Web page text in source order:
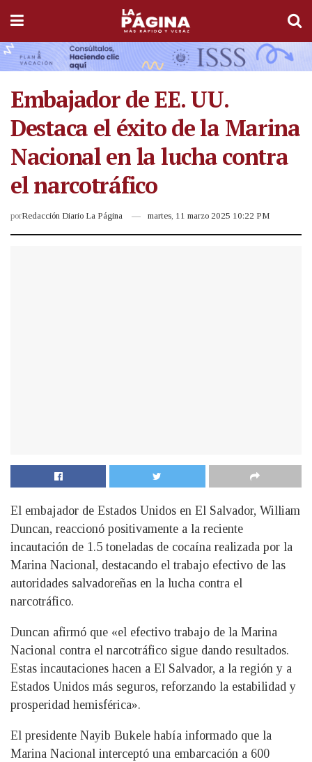
Embajador de EE. UU.
Destaca el éxito de la Marina
Nacional en la lucha contra
el narcotráfico
porRedacción Diario La Página martes, 11 marzo 2025 10:22 PM
El embajador de Estados Unidos en El Salvador, William
Duncan, reaccionó positivamente a la reciente
incautación de 1.5 toneladas de cocaína realizada por la
Marina Nacional, destacando el trabajo efectivo de las
autoridades salvadoreñas en la lucha contra el
narcotráfico.
Duncan afirmó que «el efectivo trabajo de la Marina
Nacional contra el narcotráfico sigue dando resultados.
Estas incautaciones hacen a El Salvador, a la región y a
Estados Unidos más seguros, reforzando la estabilidad y
prosperidad hemisférica».
El presidente Nayib Bukele había informado que la
Marina Nacional interceptó una embarcación a 600